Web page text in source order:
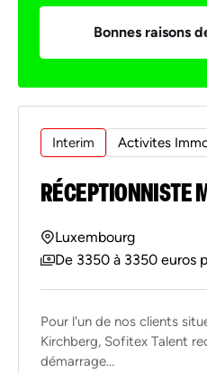
Bonnes raisons
Interim Activites
RÉCEPTIONNISTE
Luxembourg
De 3350 à 3350 euros
Pour l'un de nos clients
Kirchberg, Sofitex Talent
démarrage...